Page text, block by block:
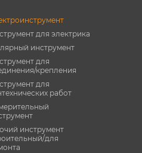
для электрика
инструмент
для
крепления
для
работ
инструмент
для